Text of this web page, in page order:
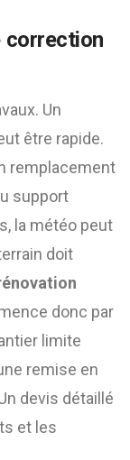
correction
Un
être rapide.
remplacement
support
la météo peut
doit
donc par
limite
remise en
devis détaillé
et les